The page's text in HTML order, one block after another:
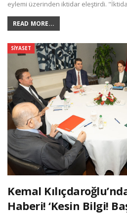
eylemi üzerinden iktidar eleştirdi.
READ MORE...
SIYASET
Kemal
Haberi! ‘Kesin Bilgi!